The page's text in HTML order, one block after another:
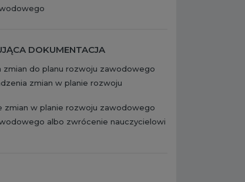
DOKUMENTACJA
do planu rozwoju zawodowego
zmian w planie rozwoju
zmian w planie rozwoju zawodowego
albo zwrócenie nauczycielowi